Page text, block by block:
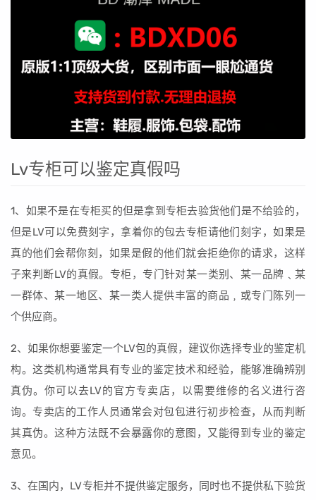
Lv专柜可以鉴定真假吗
1、如果不是在专柜买的但是拿到专柜去验货他们是不给验的，
但是LV可以免费刻字，拿着你的包去专柜请他们刻字，如果是
真的他们会帮你刻，如果是假的他们就会拒绝你的请求，这样
子来判断LV的真假。专柜，专门针对某一类别、某一品牌﹑某
一群体、某一地区、某一类人提供丰富的商品﹐或专门陈列一
个供应商。
2、如果你想要鉴定一个LV包的真假，建议你选择专业的鉴定机
构。这类机构通常具有专业的鉴定技术和经验，能够准确辨别
真伪。你可以去LV的官方专卖店，以需要维修的名义进行咨
询。专卖店的工作人员通常会对包包进行初步检查，从而判断
其真伪。这种方法既不会暴露你的意图，又能得到专业的鉴定
意见。
3、在国内，LV专柜并不提供鉴定服务，同时也不提供私下验货